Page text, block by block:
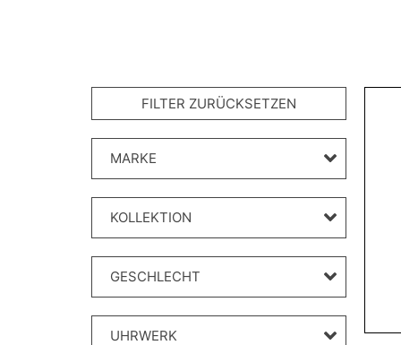
MARKE
KOLLEKTION
GESCHLECHT
UHRWERK